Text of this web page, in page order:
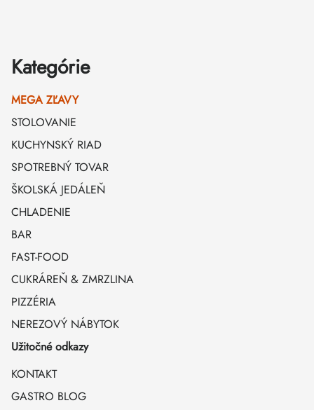
Kategórie
MEGA ZĽAVY
STOLOVANIE
KUCHYNSKÝ RIAD
SPOTREBNÝ TOVAR
ŠKOLSKÁ JEDÁLEŇ
CHLADENIE
BAR
FAST-FOOD
CUKRÁREŇ & ZMRZLINA
PIZZÉRIA
NEREZOVÝ NÁBYTOK
Užitočné odkazy
KONTAKT
GASTRO BLOG